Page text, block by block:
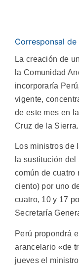
Corresponsal de
La creación de
la Comunidad
incorporaría
vigente,
de este mes en
Cruz de la Sierra.
Los ministros de
la sustitución
común de cuatro
ciento) por uno
cuatro, 10 y 17
Secretaría
Perú propondrá
arancelario «de
jueves el